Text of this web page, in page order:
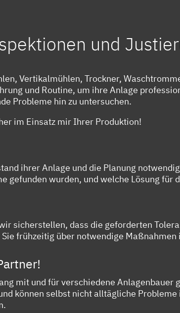
und
Vertikalmühlen, Trockner,
und Routine, um ihre Anlage
Probleme hin zu untersuchen.
im Einsatz mir Ihrer Produktion!
ihrer Anlage und die Planung
gefunden wurden, und welche Lösung für
sicherstellen, dass die geforderten
frühzeitig über notwendige
mit und für verschiedene
können selbst nicht alltägliche